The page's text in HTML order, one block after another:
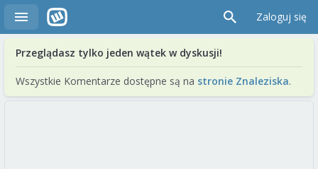
Zaloguj się
Przeglądasz tylko jeden wątek w dyskusji!
Wszystkie Komentarze dostępne są na stronie Znaleziska.